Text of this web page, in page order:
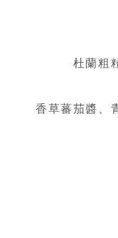
杜蘭粗
香草蕃茄醬、